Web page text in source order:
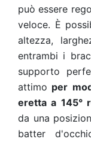
può essere
veloce. È
altezza,
entrambi i
supporto
attimo per
eretta a 145°
da una
batter